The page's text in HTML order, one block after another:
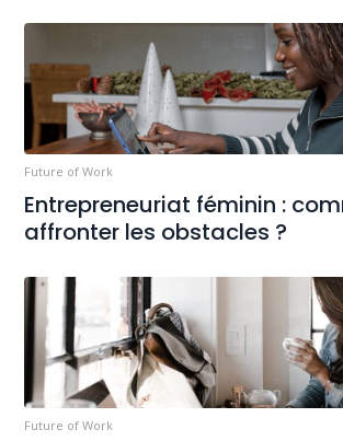
Future of Work
Entrepreneuriat féminin :
affronter les obstacles ?
Future of Work